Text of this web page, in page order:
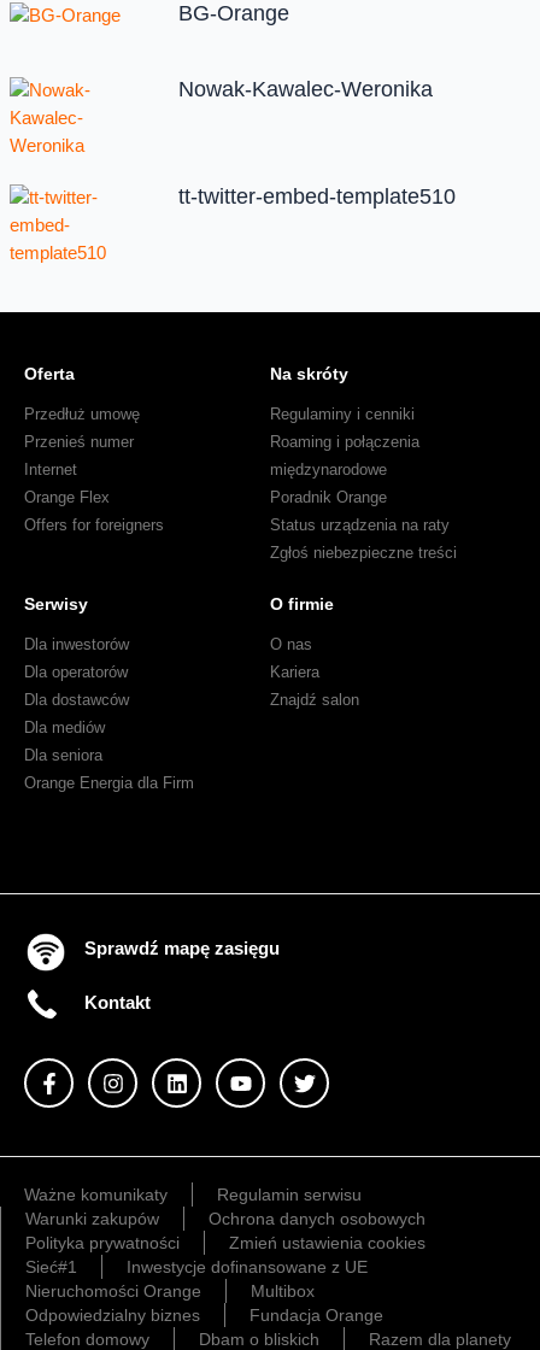
BG-Orange
Nowak-Kawalec-Weronika
tt-twitter-embed-template510
Oferta
Przedłuż umowę
Przenieś numer
Internet
Orange Flex
Offers for foreigners
Na skróty
Regulaminy i cenniki
Roaming i połączenia
międzynarodowe
Poradnik Orange
Status urządzenia na raty
Zgłoś niebezpieczne treści
Serwisy
Dla inwestorów
Dla operatorów
Dla dostawców
Dla mediów
Dla seniora
Orange Energia dla Firm
O firmie
O nas
Kariera
Znajdź salon
Sprawdź mapę zasięgu
Kontakt
Ważne komunikaty
Regulamin serwisu
Warunki zakupów
Ochrona danych osobowych
Polityka prywatności
Zmień ustawienia cookies
Sieć#1
Inwestycje dofinansowane z UE
Nieruchomości Orange
Multibox
Odpowiedzialny biznes
Fundacja Orange
Telefon domowy
Dbam o bliskich Razem dla planety